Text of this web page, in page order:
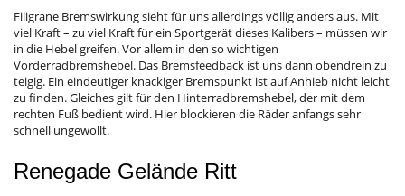
Filigrane Bremswirkung sieht für uns allerdings völlig anders aus. Mit
viel Kraft – zu viel Kraft für ein Sportgerät dieses Kalibers – müssen wir
in die Hebel greifen. Vor allem in den so wichtigen
Vorderradbremshebel. Das Bremsfeedback ist uns dann obendrein zu
teigig. Ein eindeutiger knackiger Bremspunkt ist auf Anhieb nicht leicht
zu finden. Gleiches gilt für den Hinterradbremshebel, der mit dem
rechten Fuß bedient wird. Hier blockieren die Räder anfangs sehr
schnell ungewollt.
Renegade Gelände Ritt